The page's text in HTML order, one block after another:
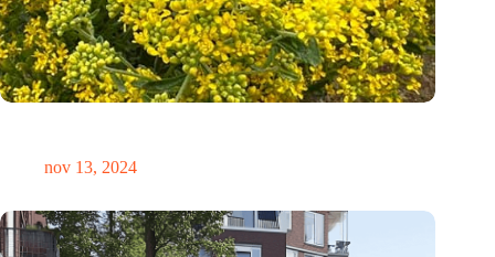
nov 13, 2024